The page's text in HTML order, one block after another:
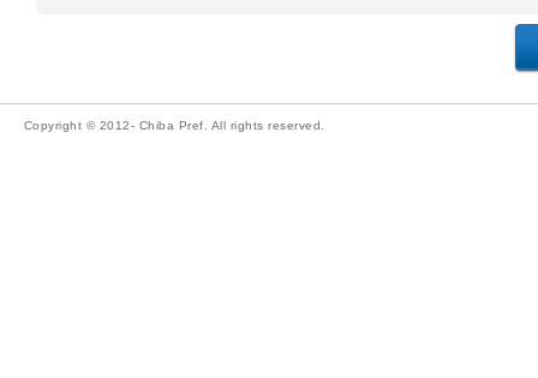
Copyright © 2012- Chiba Pref. All rights reserved.